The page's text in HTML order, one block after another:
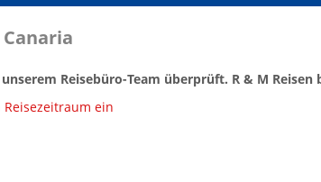
Reisebüro-Team überprüft. R & M
Reisezeitraum ein